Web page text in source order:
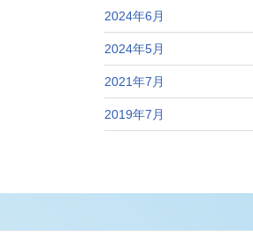
2024年6月
2024年5月
2021年7月
2019年7月